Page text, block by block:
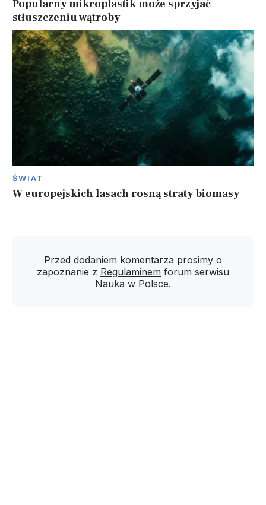
Popularny mikroplastik może sprzyjać
stłuszczeniu wątroby
ŚWIAT
W europejskich lasach rosną straty biomasy
Przed dodaniem komentarza prosimy o
zapoznanie z Regulaminem forum serwisu
Nauka w Polsce.